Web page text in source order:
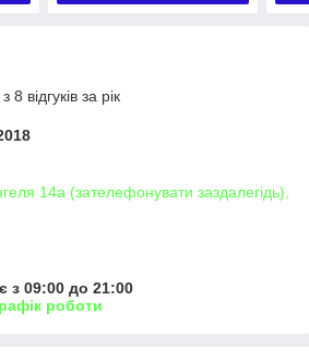
відгуків за рік
14а (зателефонувати заздалегідь),
з 09:00 до 21:00
роботи